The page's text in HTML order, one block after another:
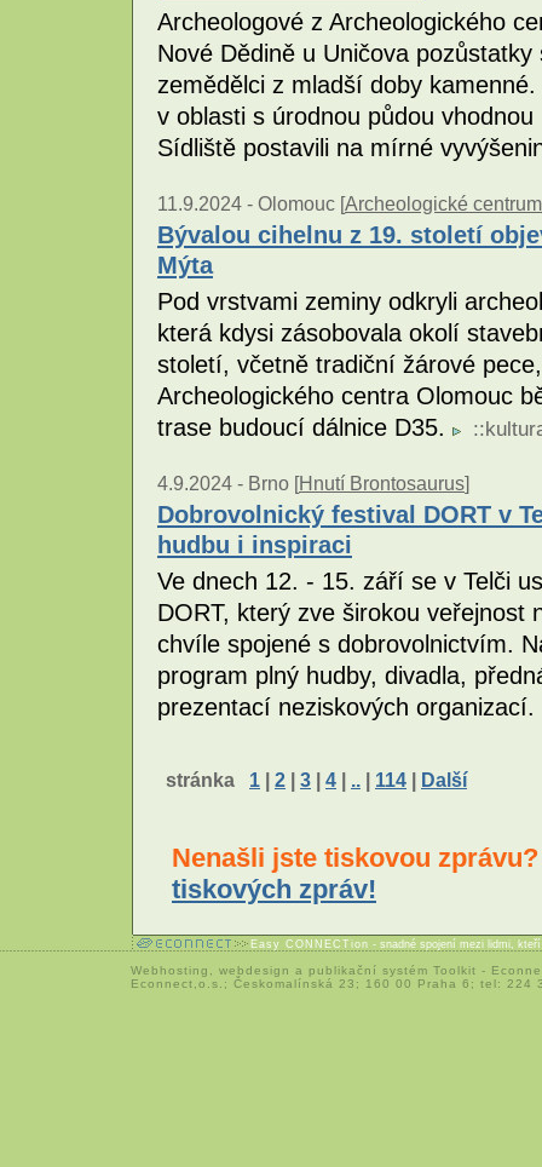
Archeologové z Archeologického
Nové Dědině u Uničova
zemědělci z mladší doby
v oblasti s úrodnou půdou
Sídliště postavili na mírné
11.9.2024 - Olomouc [Archeologické
Bývalou cihelnu z 19. století
Mýta
Pod vrstvami zeminy odkryli
která kdysi zásobovala okolí
století, včetně tradiční žárové
Archeologického centra Olomouc
trase budoucí dálnice D35.
::
4.9.2024 - Brno [Hnutí Brontosaurus]
Dobrovolnický festival DORT v
hudbu i inspiraci
Ve dnech 12. - 15. září se v Telči
DORT, který zve širokou veřejnost
chvíle spojené s dobrovolnictvím.
program plný hudby, divadla,
prezentací neziskových organizací.
stránka 1 | 2 | 3 | 4 | .. | 114 | Další
Nenašli jste tiskovou
tiskových zpráv!
Easy CONNECTion - snadné spojení mezi lidmi,
Webhosting webdesign a publikační systém Toolkit -
Econnect,o.s.; Českomalínská 23; 160 00 Praha 6; tel: 224